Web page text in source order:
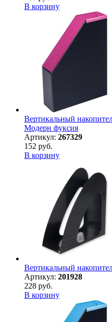
В корзину
Вертикальный
Модерн фуксия
Артикул: 267329
152 руб.
В корзину
Вертикальный
Артикул: 201928
228 руб.
В корзину